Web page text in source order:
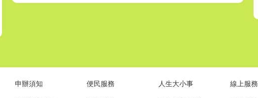
申辦須知 便民服務 人生大小事 線上服務